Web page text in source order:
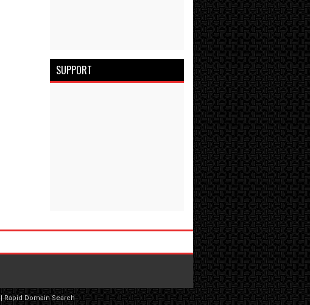
SUPPORT
|Rapid Domain Search